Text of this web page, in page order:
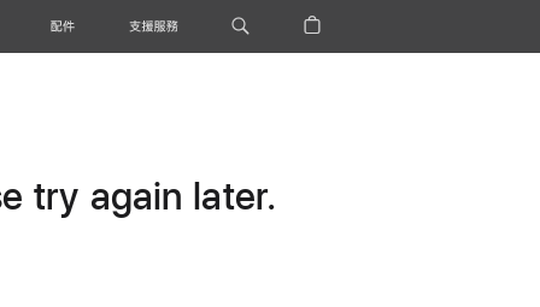
配件 支援服務
try again later.